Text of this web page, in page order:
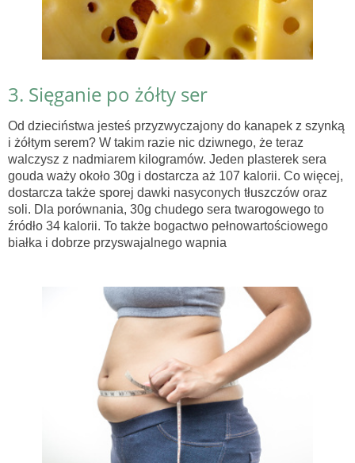
3. Sięganie po żółty ser
Od dzieciństwa jesteś przyzwyczajony do kanapek z szynką
i żółtym serem? W takim razie nic dziwnego, że teraz
walczysz z nadmiarem kilogramów. Jeden plasterek sera
gouda waży około 30g i dostarcza aż 107 kalorii. Co więcej,
dostarcza także sporej dawki nasyconych tłuszczów oraz
soli. Dla porównania, 30g chudego sera twarogowego to
źródło 34 kalorii. To także bogactwo pełnowartościowego
białka i dobrze przyswajalnego wapnia